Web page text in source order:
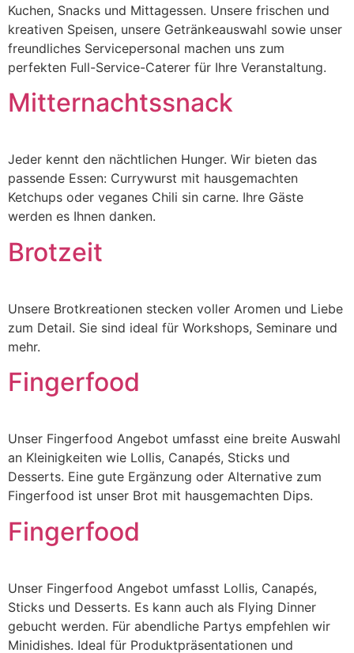
Kuchen, Snacks und Mittagessen. Unsere frischen und
kreativen Speisen, unsere Getränkeauswahl sowie unser
freundliches Servicepersonal machen uns zum
perfekten Full-Service-Caterer für Ihre Veranstaltung.
Mitternachtssnack
Jeder kennt den nächtlichen Hunger. Wir bieten das
passende Essen: Currywurst mit hausgemachten
Ketchups oder veganes Chili sin carne. Ihre Gäste
werden es Ihnen danken.
Brotzeit
Unsere Brotkreationen stecken voller Aromen und Liebe
zum Detail. Sie sind ideal für Workshops, Seminare und
mehr.
Fingerfood
Unser Fingerfood Angebot umfasst eine breite Auswahl
an Kleinigkeiten wie Lollis, Canapés, Sticks und
Desserts. Eine gute Ergänzung oder Alternative zum
Fingerfood ist unser Brot mit hausgemachten Dips.
Fingerfood
Unser Fingerfood Angebot umfasst Lollis, Canapés,
Sticks und Desserts. Es kann auch als Flying Dinner
gebucht werden. Für abendliche Partys empfehlen wir
Minidishes. Ideal für Produktpräsentationen und